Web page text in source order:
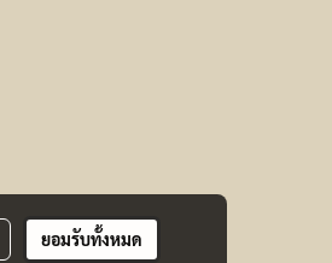
ยอมรับทั้งหมด